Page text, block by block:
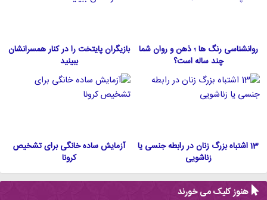
روانشناسی رنگ ها ؛ ذهن و روان شما
چند ساله است؟
بازیگران پایتخت را در کنار همسرانشان
ببینید
13 اشتباه بزرگ زنان در رابطه جنسی یا
زناشویی
آزمایش ساده خانگی برای تشخیص
کرونا
هنوز کلیک می خورند